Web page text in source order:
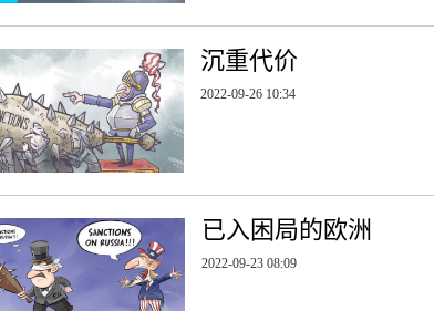
沉重代价
2022-09-26 10:34
已入困局的欧洲
2022-09-23 08:09